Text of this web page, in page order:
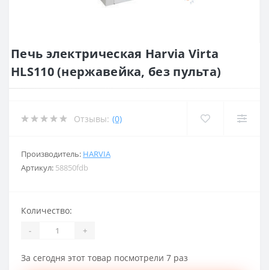
Печь электрическая Harvia Virta
HLS110 (нержавейка, без пульта)
Отзывы: (0)
Производитель: HARVIA
Артикул: 58850fdb
Количество:
- +
За сегодня этот товар посмотрели 7 раз